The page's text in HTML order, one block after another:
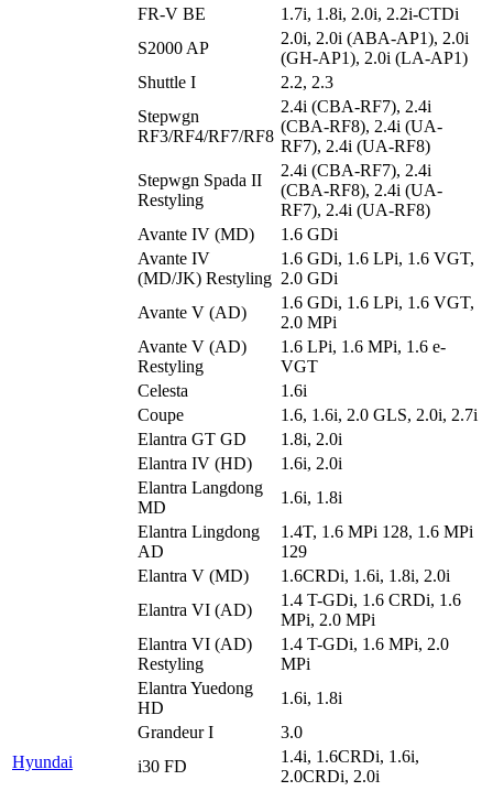
FR-V BE
1.7i, 1.8i, 2.0i, 2.2i-CTDi
S2000 AP
2.0i, 2.0i (ABA-AP1), 2.0i
(GH-AP1), 2.0i (LA-AP1)
Shuttle I
2.2, 2.3
Stepwgn
RF3/RF4/RF7/RF8
2.4i (CBA-RF7), 2.4i
(CBA-RF8), 2.4i (UA-
RF7), 2.4i (UA-RF8)
Stepwgn Spada II
Restyling
2.4i (CBA-RF7), 2.4i
(CBA-RF8), 2.4i (UA-
RF7), 2.4i (UA-RF8)
Hyundai
Avante IV (MD)
1.6 GDi
Avante IV
(MD/JK) Restyling
1.6 GDi, 1.6 LPi, 1.6 VGT,
2.0 GDi
Avante V (AD)
1.6 GDi, 1.6 LPi, 1.6 VGT,
2.0 MPi
Avante V (AD)
Restyling
1.6 LPi, 1.6 MPi, 1.6 e-
VGT
Celesta
1.6i
Coupe
1.6, 1.6i, 2.0 GLS, 2.0i, 2.7i
Elantra GT GD
1.8i, 2.0i
Elantra IV (HD)
1.6i, 2.0i
Elantra Langdong
MD
1.6i, 1.8i
Elantra Lingdong
AD
1.4T, 1.6 MPi 128, 1.6 MPi
129
Elantra V (MD)
1.6CRDi, 1.6i, 1.8i, 2.0i
Elantra VI (AD)
1.4 T-GDi, 1.6 CRDi, 1.6
MPi, 2.0 MPi
Elantra VI (AD)
Restyling
1.4 T-GDi, 1.6 MPi, 2.0
MPi
Elantra Yuedong
HD
1.6i, 1.8i
Grandeur I
3.0
i30 FD
1.4i, 1.6CRDi, 1.6i,
2.0CRDi, 2.0i